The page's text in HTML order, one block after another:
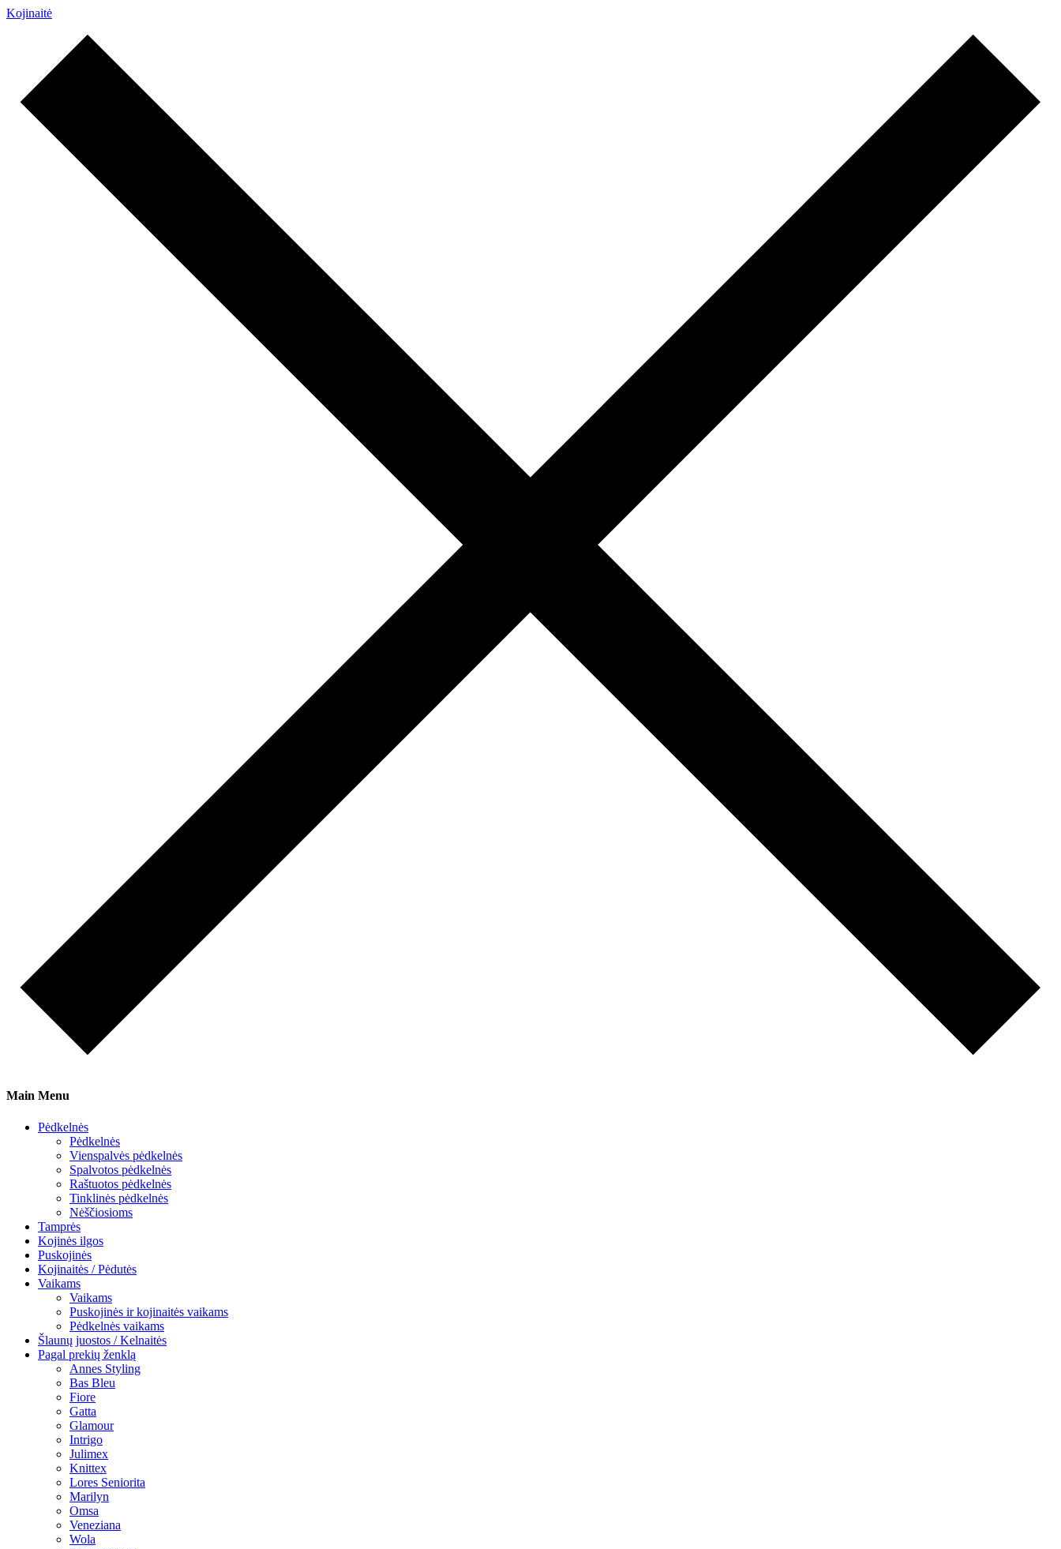
Kojinaitė
Main Menu
Pėdkelnės
Pėdkelnės
Vienspalvės pėdkelnės
Spalvotos pėdkelnės
Raštuotos pėdkelnės
Tinklinės pėdkelnės
Nėščiosioms
Tamprės
Kojinės ilgos
Puskojinės
Kojinaitės / Pėdutės
Vaikams
Vaikams
Puskojinės ir kojinaitės vaikams
Pėdkelnės vaikams
Šlaunų juostos / Kelnaitės
Pagal prekių ženklą
Annes Styling
Bas Bleu
Fiore
Gatta
Glamour
Intrigo
Julimex
Knittex
Lores Seniorita
Marilyn
Omsa
Veneziana
Wola